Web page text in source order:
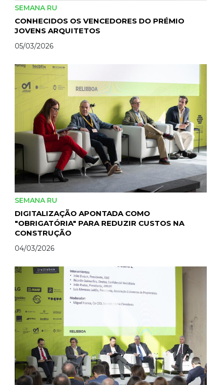
SEMANA RU
CONHECIDOS OS VENCEDORES DO PRÉMIO
JOVENS ARQUITETOS
05/03/2026
SEMANA RU
DIGITALIZAÇÃO APONTADA COMO
"OBRIGATÓRIA" PARA REDUZIR CUSTOS NA
CONSTRUÇÃO
04/03/2026